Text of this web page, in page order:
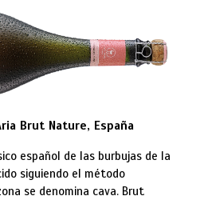
Brut Nature, España
español de las burbujas de la
siguiendo el método
se denomina cava. Brut